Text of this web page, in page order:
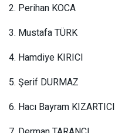
2. Perihan KOCA
3. Mustafa TÜRK
4. Hamdiye KIRICI
5. Şerif DURMAZ
6. Hacı Bayram KIZARTICI